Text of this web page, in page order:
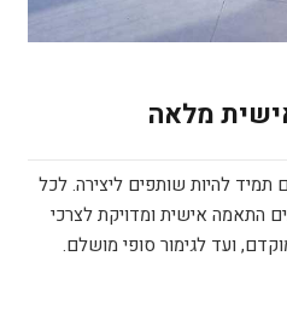
מלאה
להיות שותפים ליצירה. לכל
התאמה אישית ומדויקת לצרכי
ועד לגימור סופי מושלם.